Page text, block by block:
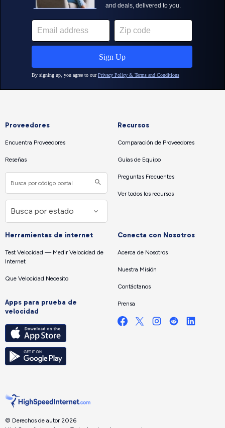
Proveedores
Encuentra Proveedores
Reseñas
Recursos
Comparación de Proveedores
Guías de Equipo
Preguntas Frecuentes
Ver todos los recursos
Herramientas de internet
Test Velocidad — Medir Velocidad de
Internet
Que Velocidad Necesito
Apps para prueba de
velocidad
Conecta con Nosotros
Acerca de Nosotros
Nuestra Misión
Contáctanos
Prensa
© Derechos de autor 2026